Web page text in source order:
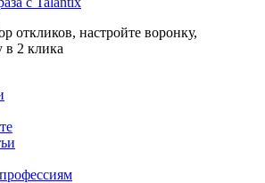
откликов, настройте воронку,
в 2 клика